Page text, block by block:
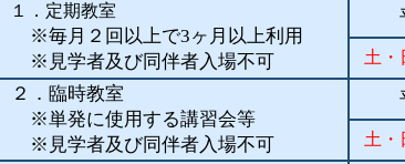
１．定期教室
※毎月２回以上で3ヶ月以上利用
※見学者及び同伴者入場不可
土・
２．臨時教室
※単発に使用する講習会等
※見学者及び同伴者入場不可
土・